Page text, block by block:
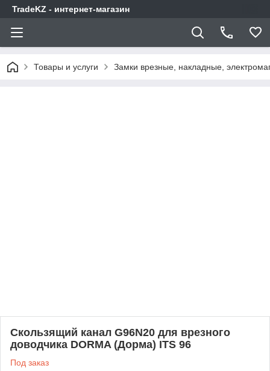
TradeKZ - интернет-магазин
Товары и услуги Замки врезные, накладные,
Скользящий канал G96N20 для врезного
доводчика DORMA (Дорма) ITS 96
Под заказ